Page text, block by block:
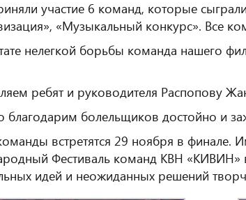
участие 6 команд, которые
«Музыкальный конкурс». Все
нелегкой борьбы команда нашего
ребят и руководителя Распопову
благодарим болельщиков достойно и
встретятся 29 ноября в финале.
Фестиваль команд КВН
идей и неожиданных решений